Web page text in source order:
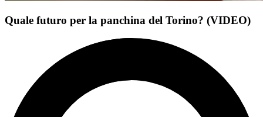
Quale futuro per la panchina del Torino? (VIDEO)